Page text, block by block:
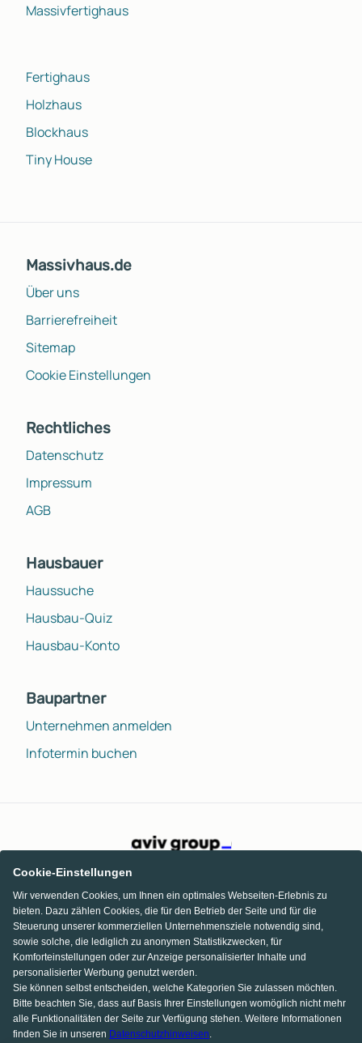
Massivfertighaus
Fertighaus
Holzhaus
Blockhaus
Tiny House
Massivhaus.de
Über uns
Barrierefreiheit
Sitemap
Cookie Einstellungen
Rechtliches
Datenschutz
Impressum
AGB
Hausbauer
Haussuche
Hausbau-Quiz
Hausbau-Konto
Baupartner
Unternehmen anmelden
Infotermin buchen
Cookie-Einstellungen
Wir verwenden Cookies, um Ihnen ein optimales Webseiten-Erlebnis zu
bieten. Dazu zählen Cookies, die für den Betrieb der Seite und für die
Steuerung unserer kommerziellen Unternehmensziele notwendig sind,
sowie solche, die lediglich zu anonymen Statistikzwecken, für
Komforteinstellungen oder zur Anzeige personalisierter Inhalte und
personalisierter Werbung genutzt werden.
Sie können selbst entscheiden, welche Kategorien Sie zulassen möchten.
Bitte beachten Sie, dass auf Basis Ihrer Einstellungen womöglich nicht mehr
alle Funktionalitäten der Seite zur Verfügung stehen. Weitere Informationen
finden Sie in unseren Datenschutzhinweisen.